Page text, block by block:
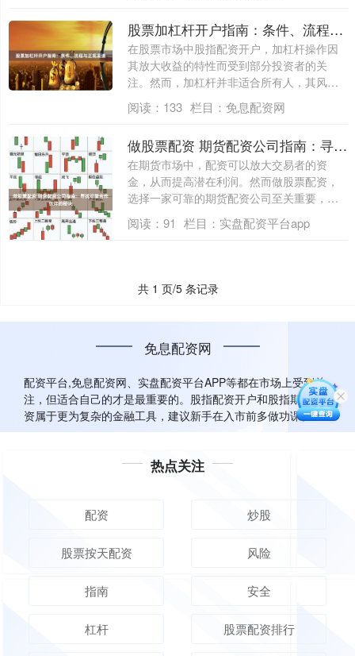
股票加杠杆开户指南：条件、流程与正规渠道
在股票市场中股指配资开户，加杠杆操作因
其放大收益的特性而受到部分投资者的关
注。然而，加杠杆并非适合所有人，其风险
同样不容....
阅读： 133 栏目： 免息配资网
做股票配资 期货配资公司指南：寻找可靠合作伙伴的秘诀
在期货市场中，配资可以放大交易者的资
金，从而提高潜在利润。然而做股票配资，
选择一家可靠的期货配资公司至关重要，以
确保资金....
阅读： 91 栏目： 实盘配资平台app
共 1 页/5 条记录
免息配资网
配资平台,免息配资网、实盘配资平台APP等都在市场上受到关
注，但适合自己的才是最重要的。股指配资开户和股指期货配
资属于更为复杂的金融工具，建议新手在入市前多做功课。
热点关注
配资 炒股
股票按天配资 风险
指南 安全
杠杆 股票配资排行